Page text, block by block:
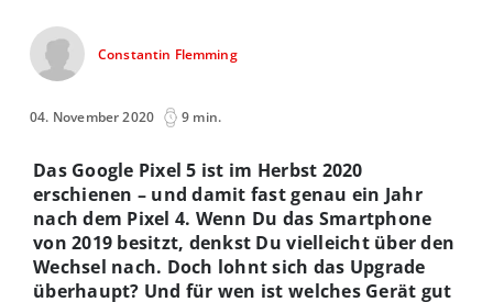
Constantin Flemming
04. November 2020 9 min.
Das Google Pixel 5 ist im Herbst 2020
erschienen – und damit fast genau ein Jahr
nach dem Pixel 4. Wenn Du das Smartphone
von 2019 besitzt, denkst Du vielleicht über den
Wechsel nach. Doch lohnt sich das Upgrade
überhaupt? Und für wen ist welches Gerät gut